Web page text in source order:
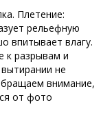
Плетение:
рельефную
впитывает влагу.
к разрывам и
не
внимание,
от фото